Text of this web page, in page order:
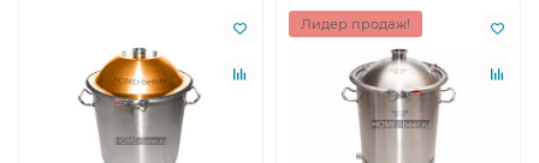
Лидер продаж!